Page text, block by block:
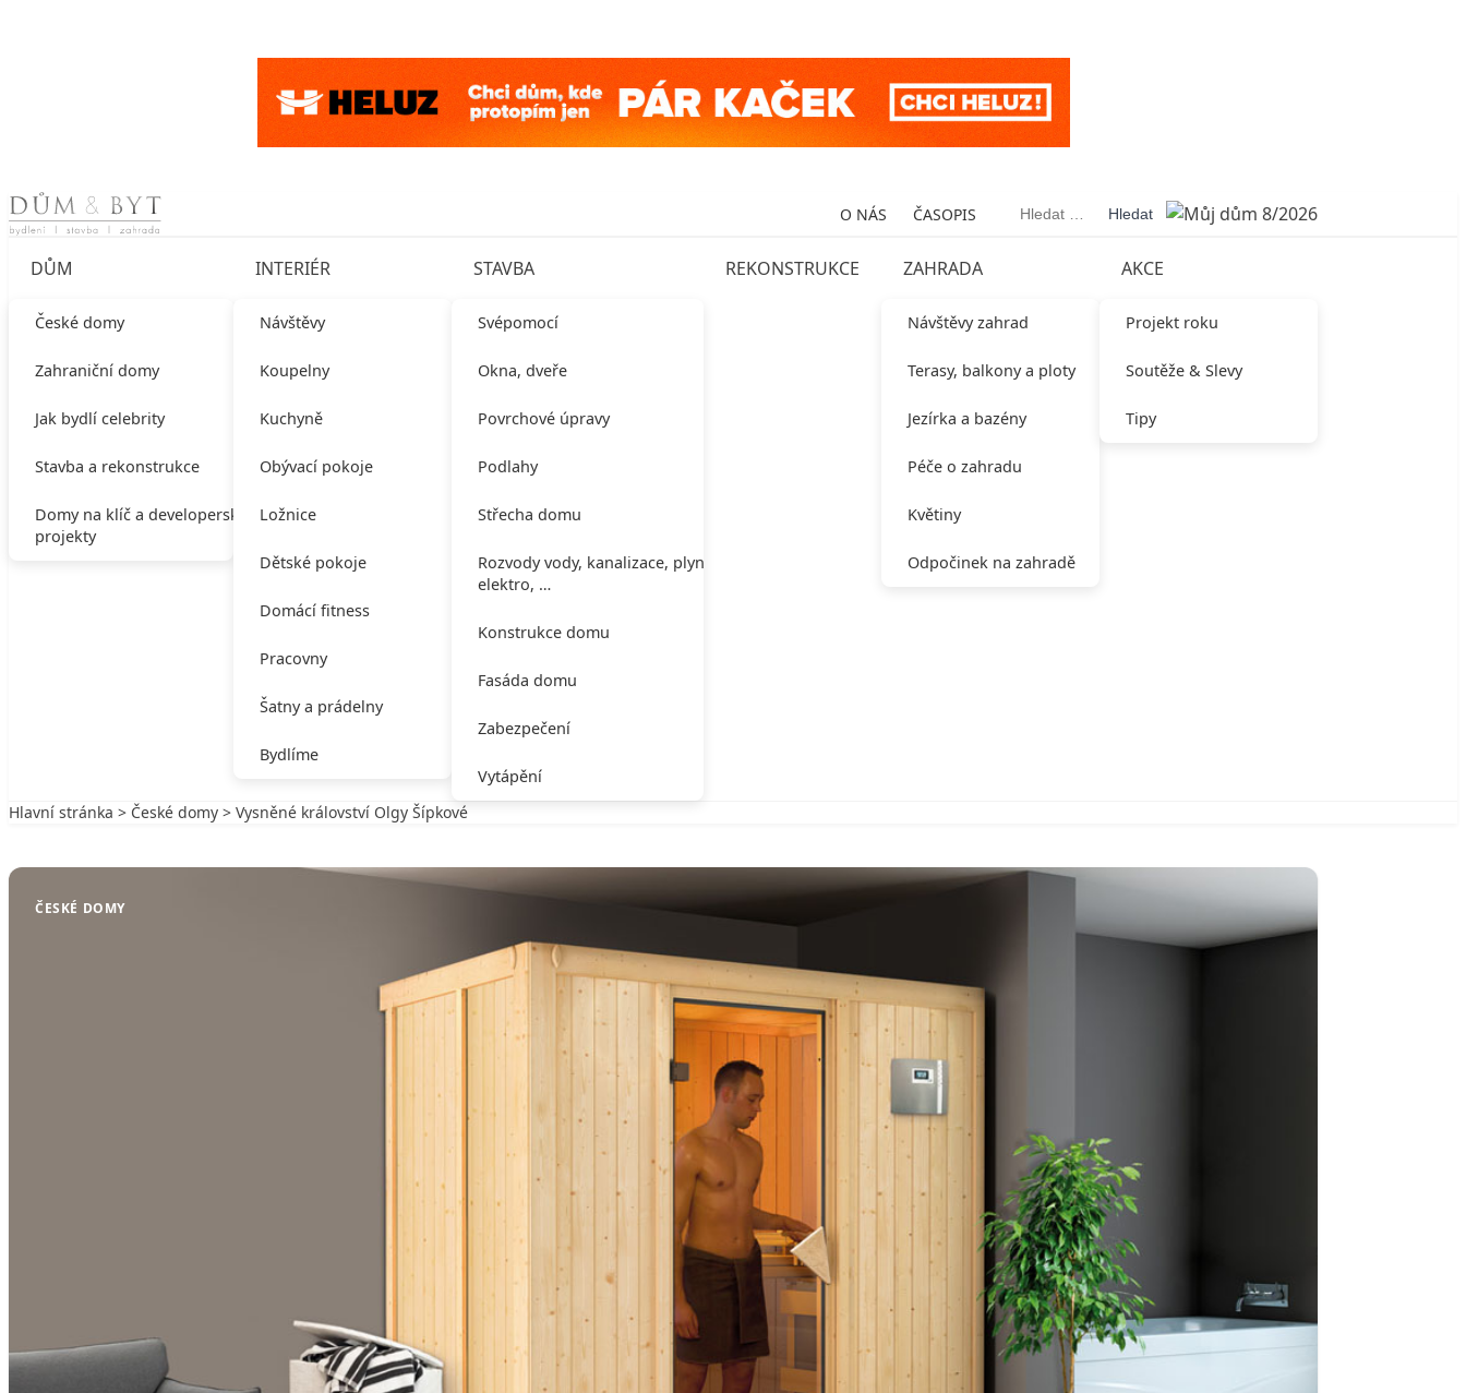
Skip to content O NÁS ČASOPIS Vyhledávání
DŮM
České domy
Zahraniční domy
Jak bydlí celebrity
Stavba a rekonstrukce
Domy na klíč a developerské
projekty
INTERIÉR
Návštěvy
Koupelny
Kuchyně
Obývací pokoje
Ložnice
Dětské pokoje
Domácí fitness
Pracovny
Šatny a prádelny
Bydlíme
STAVBA
Svépomocí
Okna, dveře
Povrchové úpravy
Podlahy
Střecha domu
Rozvody vody, kanalizace, plynu,
elektro, …
Konstrukce domu
Fasáda domu
Zabezpečení
Vytápění
REKONSTRUKCE ZAHRADA
Návštěvy zahrad
Terasy, balkony a ploty
Jezírka a bazény
Péče o zahradu
Květiny
Odpočinek na zahradě
AKCE
Projekt roku
Soutěže & Slevy
Tipy
Hlavní stránka > České domy > Vysněné království Olgy Šípkové
ČESKÉ DOMY